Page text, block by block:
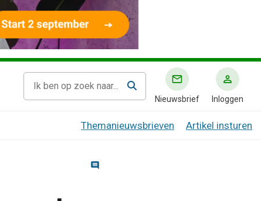
Nieuwsbrief Inloggen
Themanieuwsbrieven Artikel insturen